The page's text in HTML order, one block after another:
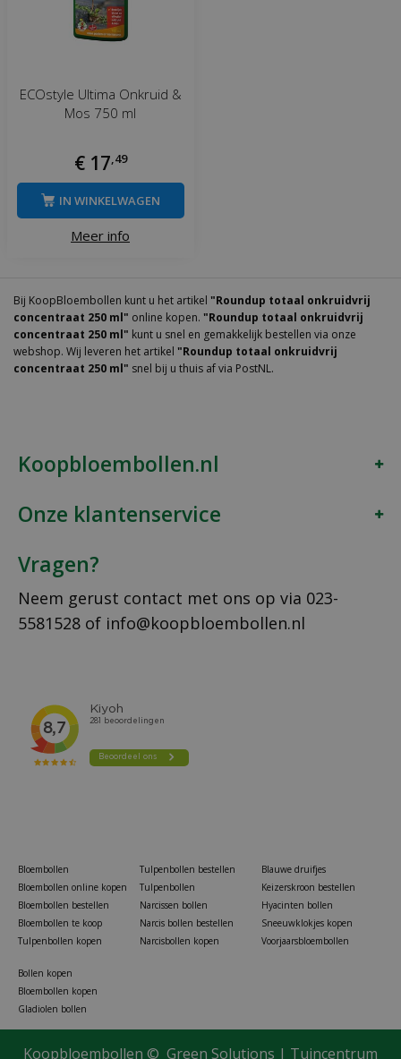
Roundup totaal onkruidvrij concentraat 250 ml
ECOstyle Ultima Onkruid &
Mos 750 ml
€ 17,49
Meer info
IN WINKELWAGEN
Bij KoopBloembollen kunt u het artikel "Roundup totaal onkruidvrij
concentraat 250 ml" online kopen. "Roundup totaal onkruidvrij
concentraat 250 ml" kunt u snel en gemakkelijk bestellen via onze
webshop. Wij leveren het artikel "Roundup totaal onkruidvrij
concentraat 250 ml" snel bij u thuis af via PostNL.
Koopbloembollen.nl
Onze klantenservice
Vragen?
Neem gerust contact met ons op via 023-
5581528 of info@koopbloembollen.nl
Bloembollen
Bloembollen online kopen
Bloembollen bestellen
Bloembollen te koop
Tulpenbollen kopen
Tulpenbollen bestellen
Tulpenbollen
Narcissen bollen
Narcis bollen bestellen
Narcisbollen kopen
Blauwe druifjes
Keizerskroon bestellen
Hyacinten bollen
Sneeuwklokjes kopen
Voorjaarsbloembollen
Bollen kopen
Bloembollen kopen
Gladiolen bollen
Koopbloembollen © Green Solutions | Tuincentrum